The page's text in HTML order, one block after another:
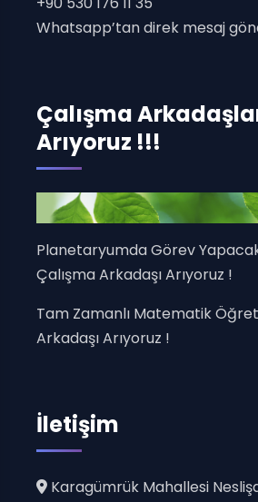
Whatsapp’tan direk mesaj
Çalışma
Arıyoruz !!!
Planetaryumda Görev
Çalışma Arkadaşı Arıyoruz !
Tam Zamanlı Matematik
Arkadaşı Arıyoruz !
İletişim
Karagümrük Mahallesi